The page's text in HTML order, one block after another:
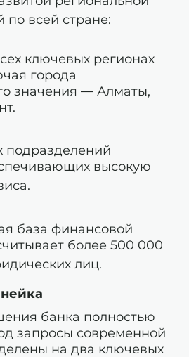
по всей стране:
ключевых регионах
города
значения — Алматы,
подразделений
высокую
база финансовой
более 500 000
лиц.
банка полностью
запросы современной
на два ключевых